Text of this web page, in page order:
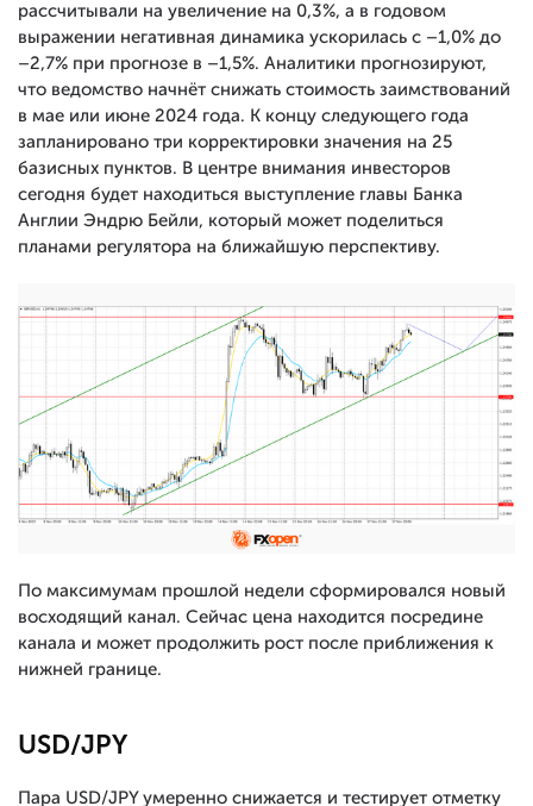
рассчитывали на увеличение на 0,3%, а в годовом
выражении негативная динамика ускорилась с –1,0% до
–2,7% при прогнозе в –1,5%. Аналитики прогнозируют,
что ведомство начнёт снижать стоимость заимствований
в мае или июне 2024 года. К концу следующего года
запланировано три корректировки значения на 25
базисных пунктов. В центре внимания инвесторов
сегодня будет находиться выступление главы Банка
Англии Эндрю Бейли, который может поделиться
планами регулятора на ближайшую перспективу.
По максимумам прошлой недели сформировался новый
восходящий канал. Сейчас цена находится посредине
канала и может продолжить рост после приближения к
нижней границе.
USD/JPY
Пара USD/JPY умеренно снижается и тестирует отметку